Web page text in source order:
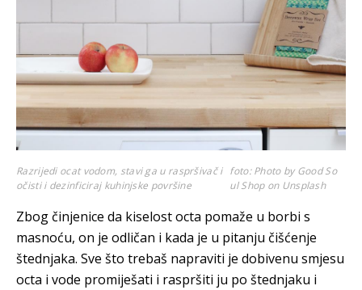
Razrijedi ocat vodom, stavi ga u raspršivač i
očisti i dezinficiraj kuhinjske površine
foto: Photo by Good So
ul Shop on Unsplash
Zbog činjenice da kiselost octa pomaže u borbi s
masnoću, on je odličan i kada je u pitanju čišćenje
štednjaka. Sve što trebaš napraviti je dobivenu smjesu
octa i vode promiješati i raspršiti ju po štednjaku i